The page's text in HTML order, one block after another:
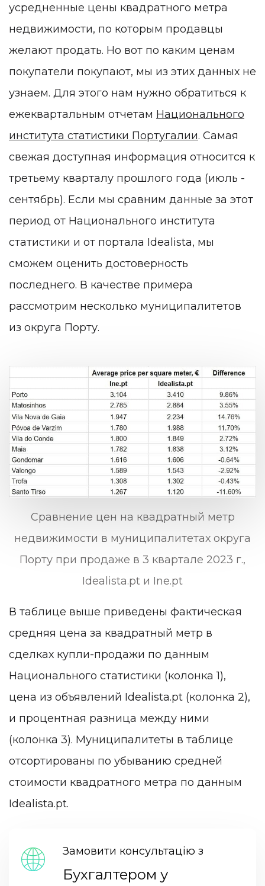
усредненные цены квадратного метра
недвижимости, по которым продавцы
желают продать. Но вот по каким ценам
покупатели покупают, мы из этих данных не
узнаем. Для этого нам нужно обратиться к
ежеквартальным отчетам Национального
института статистики Португалии. Самая
свежая доступная информация относится к
третьему кварталу прошлого года (июль -
сентябрь). Если мы сравним данные за этот
период от Национального института
статистики и от портала Idealista, мы
сможем оценить достоверность
последнего. В качестве примера
рассмотрим несколько муниципалитетов
из округа Порту.
Сравнение цен на квадратный метр
недвижимости в муниципалитетах округа
Порту при продаже в 3 квартале 2023 г.,
Idealista.pt и Ine.pt
В таблице выше приведены фактическая
средняя цена за квадратный метр в
сделках купли-продажи по данным
Национального статистики (колонка 1),
цена из объявлений Idealista.pt (колонка 2),
и процентная разница между ними
(колонка 3). Муниципалитеты в таблице
отсортированы по убыванию средней
стоимости квадратного метра по данным
Idealista.pt.
Замовити консультацію з
Бухгалтером у